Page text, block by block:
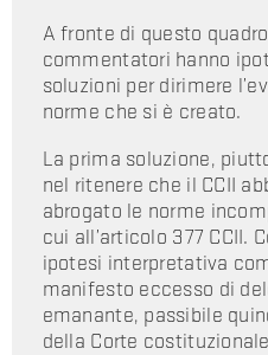
A fronte di questo
commentatori hanno
soluzioni per dirimere
norme che si è creato.
La prima soluzione,
nel ritenere che il CCII
abrogato le norme
cui all’articolo 377 CCII.
ipotesi interpretativa
manifesto eccesso di
emanante, passibile
della Corte